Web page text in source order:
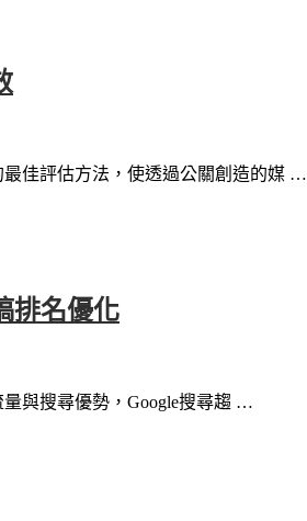
佳評估方法，使透過公關創造的媒 …
排名優化
與搜尋優勢，Google搜尋趨 …